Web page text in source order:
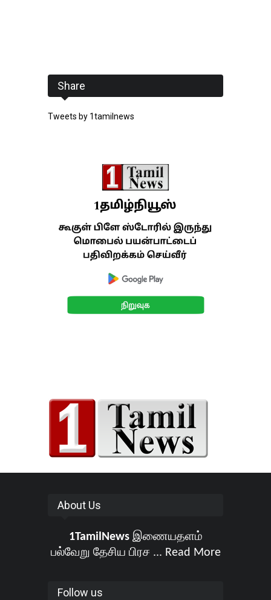
Share
Tweets by 1tamilnews
About Us
1TamilNewsஇணையதளம்
பல்வேறு தேசிய பிரச ... Read More
Follow us